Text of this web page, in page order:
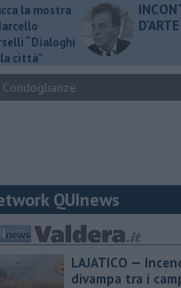
la mostra
“Dialoghi
città"
D'ARTE
Condoglianze
QUInews
LAJATICO —
divampa tra i